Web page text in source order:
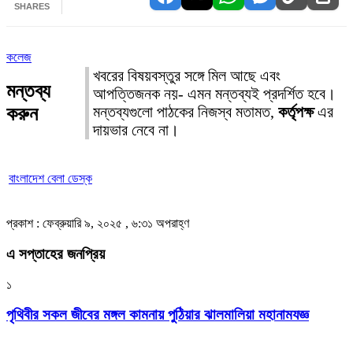
SHARES
কলেজ
মন্তব্য
করুন
খবরের বিষয়বস্তুর সঙ্গে মিল আছে এবং
আপত্তিজনক নয়- এমন মন্তব্যই প্রদর্শিত হবে।
মন্তব্যগুলো পাঠকের নিজস্ব মতামত, কর্তৃপক্ষএর
দায়ভার নেবে না।
বাংলাদেশ বেলা ডেস্ক
প্রকাশ : ফেব্রুয়ারি ৯, ২০২৫ , ৬:৩১ অপরাহ্ণ
এ সপ্তাহের জনপ্রিয়
১
পৃথিবীর সকল জীবের মঙ্গল কামনায় পুঠিয়ার ঝালমালিয়া মহানামযজ্ঞ